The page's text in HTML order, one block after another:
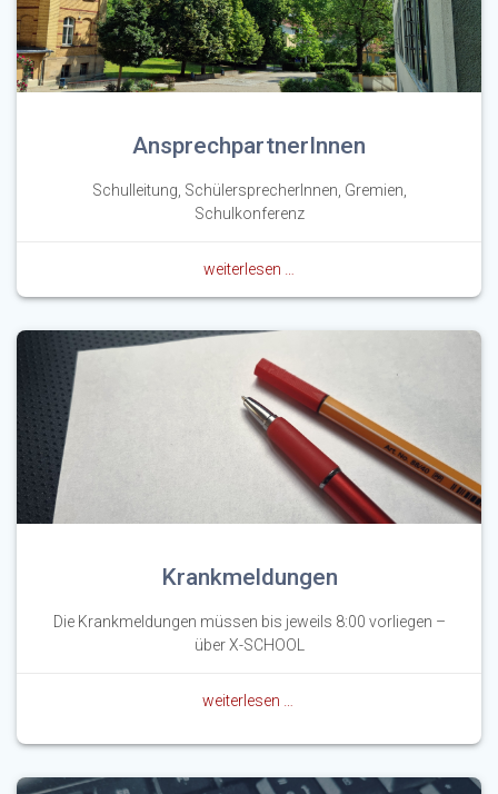
AnsprechpartnerInnen
Schulleitung, SchülersprecherInnen, Gremien,
Schulkonferenz
weiterlesen …
Krankmeldungen
Die Krankmeldungen müssen bis jeweils 8:00 vorliegen –
über X-SCHOOL
weiterlesen …